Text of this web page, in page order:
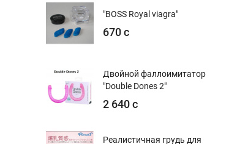
"BOSS Royal viagra"
670 с
Двойной фаллоимитатор
"Double Dones 2"
2 640 с
Реалистичная грудь для